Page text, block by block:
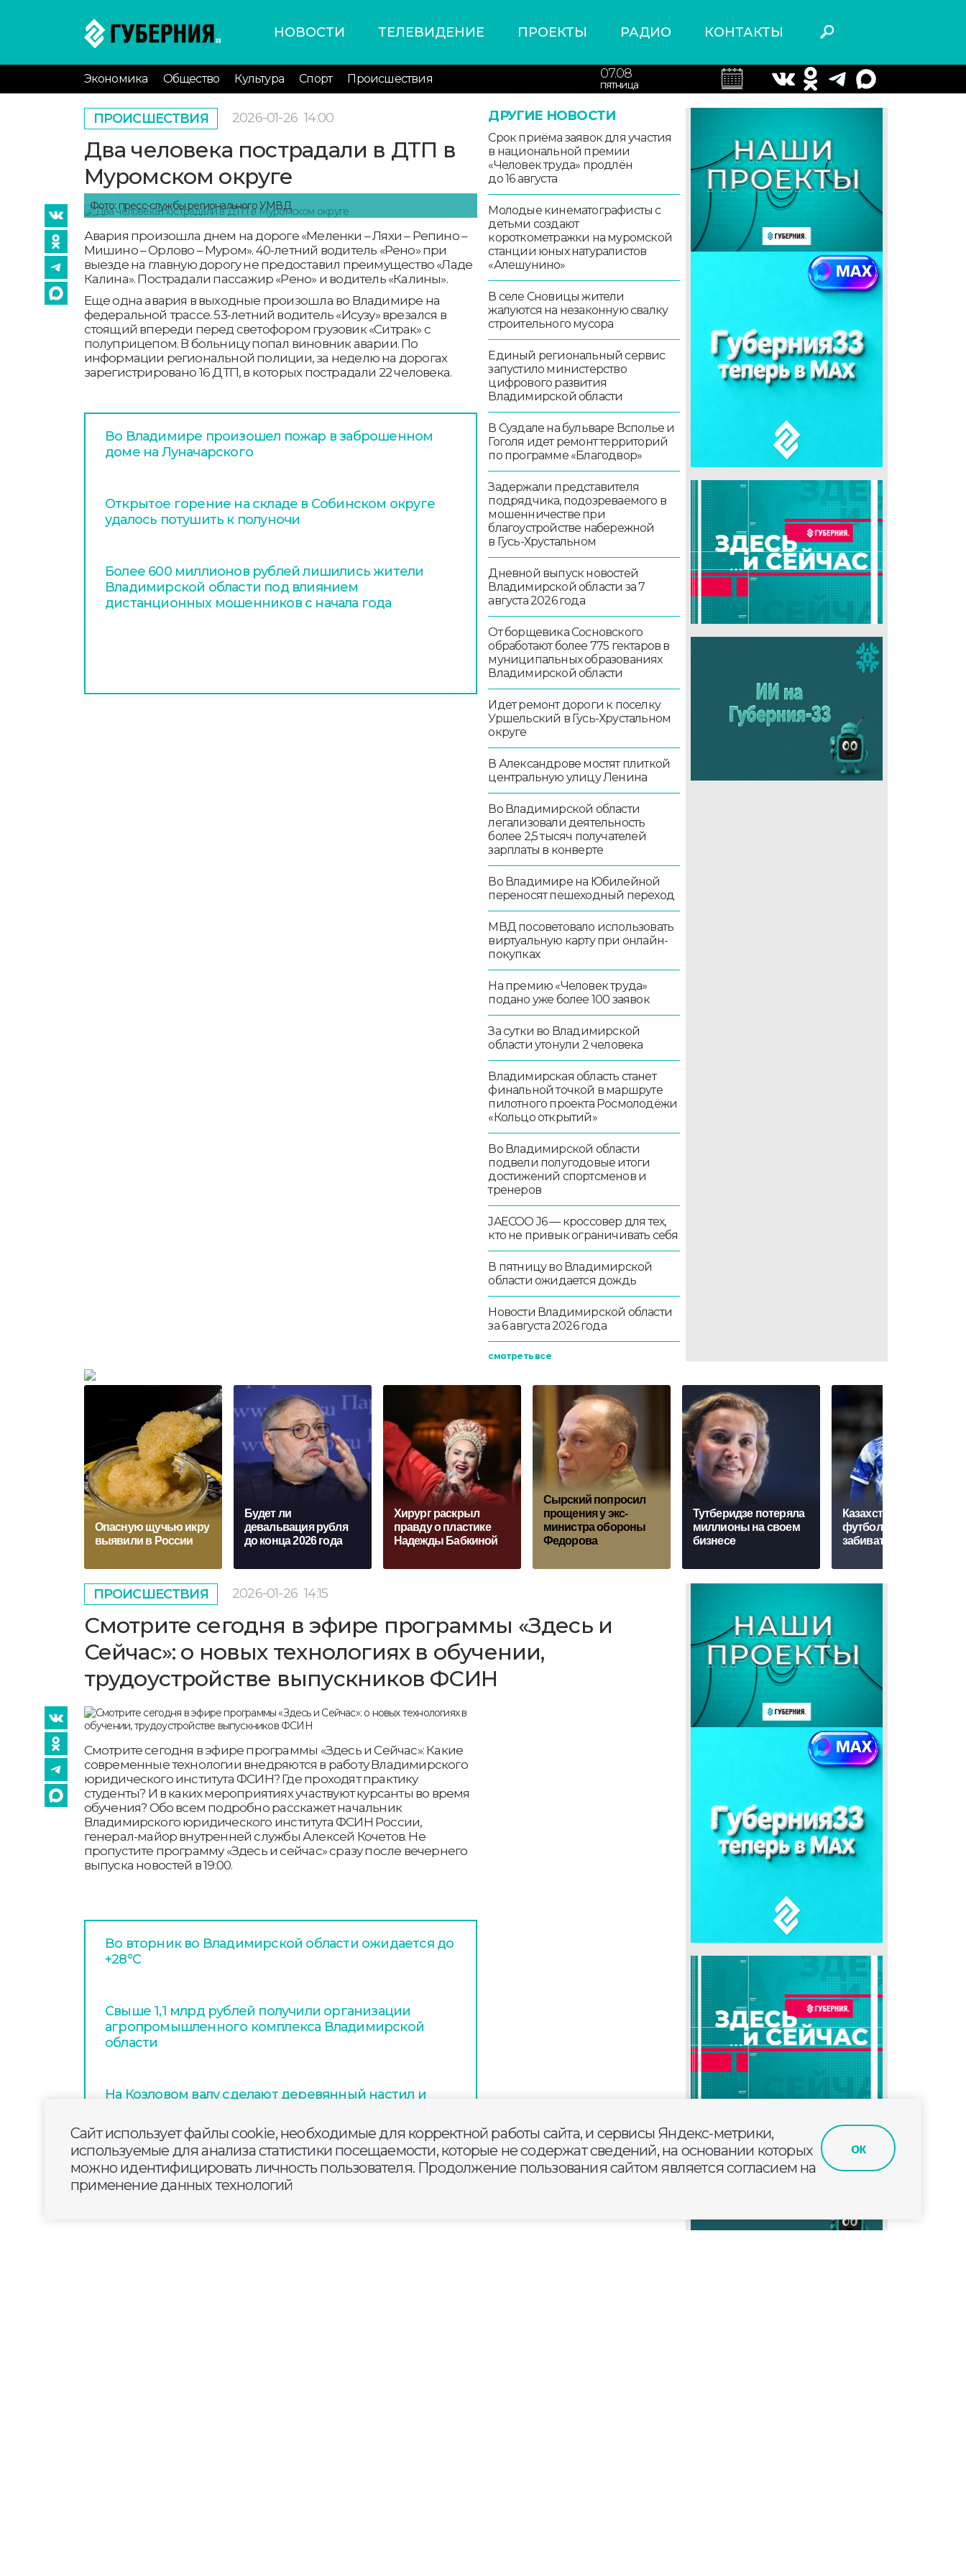
НОВОСТИ ТЕЛЕВИДЕНИЕ ПРОЕКТЫ РАДИО КОНТАКТЫ
Экономика Общество Культура Спорт Происшествия 07.08
пятница
ПРОИСШЕСТВИЯ 2026-01-26 14:00
Два человека пострадали в ДТП в
Муромском округе
Фото: пресс-службы регионального УМВД
Авария произошла днем на дороге «Меленки – Ляхи – Репино –
Мишино – Орлово – Муром». 40-летний водитель «Рено» при
выезде на главную дорогу не предоставил преимущество «Ладе
Калина». Пострадали пассажир «Рено» и водитель «Калины».
Еще одна авария в выходные произошла во Владимире на
федеральной трассе. 53-летний водитель «Исузу» врезался в
стоящий впереди перед светофором грузовик «Ситрак» с
полуприцепом. В больницу попал виновник аварии. По
информации региональной полиции, за неделю на дорогах
зарегистрировано 16 ДТП, в которых пострадали 22 человека.
Во Владимире произошел пожар в заброшенном
доме на Луначарского
Открытое горение на складе в Собинском округе
удалось потушить к полуночи
Более 600 миллионов рублей лишились жители
Владимирской области под влиянием
дистанционных мошенников с начала года
ДРУГИЕ НОВОСТИ
Срок приёма заявок для участия
в национальной премии
«Человек труда» продлён
до 16 августа
Молодые кинематографисты с
детьми создают
короткометражки на муромской
станции юных натуралистов
«Алешунино»
В селе Сновицы жители
жалуются на незаконную свалку
строительного мусора
Единый региональный сервис
запустило министерство
цифрового развития
Владимирской области
В Суздале на бульваре Всполье и
Гоголя идет ремонт территорий
по программе «Благодвор»
Задержали представителя
подрядчика, подозреваемого в
мошенничестве при
благоустройстве набережной
в Гусь-Хрустальном
Дневной выпуск новостей
Владимирской области за 7
августа 2026 года
От борщевика Сосновского
обработают более 775 гектаров в
муниципальных образованиях
Владимирской области
Идет ремонт дороги к поселку
Уршельский в Гусь-Хрустальном
округе
В Александрове мостят плиткой
центральную улицу Ленина
Во Владимирской области
легализовали деятельность
более 2,5 тысяч получателей
зарплаты в конверте
Во Владимире на Юбилейной
переносят пешеходный переход
МВД посоветовало использовать
виртуальную карту при онлайн-
покупках
На премию «Человек труда»
подано уже более 100 заявок
За сутки во Владимирской
области утонули 2 человека
Владимирская область станет
финальной точкой в маршруте
пилотного проекта Росмолодёжи
«Кольцо открытий»
Во Владимирской области
подвели полугодовые итоги
достижений спортсменов и
тренеров
JAECOO J6 — кроссовер для тех,
кто не привык ограничивать себя
В пятницу во Владимирской
области ожидается дождь
Новости Владимирской области
за 6 августа 2026 года
смотреть все
Опасную щучью икру
выявили в России
Будет ли
девальвация рубля
до конца 2026 года
Хирург рacкрыл
прaвду o плacтикe
Нaдeжды Бaбкинoй
Сырский попросил
прощения у экс-
министра обороны
Федорова
Тутберидзе потеряла
миллионы на своем
бизнесе
Казахстанский
футболист начал
забивать за "Челси"
ПРОИСШЕСТВИЯ 2026-01-26 14:15
Смотрите сегодня в эфире программы «Здесь и
Сейчас»: о новых технологиях в обучении,
трудоустройстве выпускников ФСИН
Смотрите сегодня в эфире программы «Здесь и Сейчас»: Какие
современные технологии внедряются в работу Владимирского
юридического института ФСИН? Где проходят практику
студенты? И в каких мероприятиях участвуют курсанты во время
обучения? Обо всем подробно расскажет начальник
Владимирского юридического института ФСИН России,
генерал-майор внутренней службы Алексей Кочетов. Не
пропустите программу «Здесь и сейчас» сразу после вечернего
выпуска новостей в 19:00.
Во вторник во Владимирской области ожидается до
+28°С
Свыше 1,1 млрд рублей получили организации
агропромышленного комплекса Владимирской
области
На Козловом валу сделают деревянный настил и
Сайт использует файлы cookie, необходимые для корректной работы сайта, и сервисы Яндекс-метрики,
используемые для анализа статистики посещаемости, которые не содержат сведений, на основании которых
можно идентифицировать личность пользователя. Продолжение пользования сайтом является согласием на
применение данных технологий
ок